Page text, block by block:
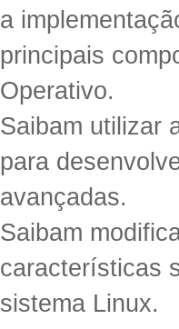
a
principais
Operativo.
Saibam utilizar
para
avançadas.
Saibam
características
sistema Linux.